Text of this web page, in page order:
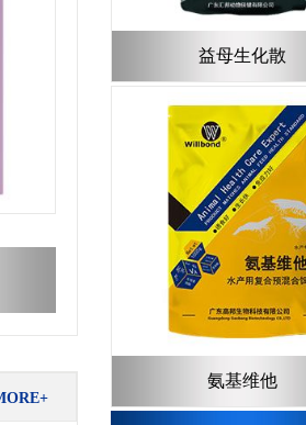
益母生化散
氨基维他